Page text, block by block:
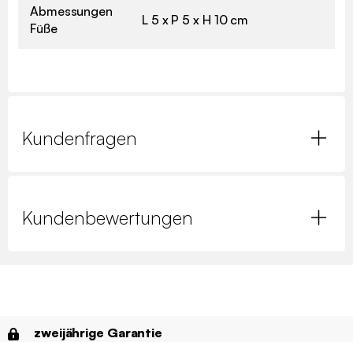
Abmessungen
Füße
L 5 x P 5 x H 10 cm
Kundenfragen
Kundenbewertungen
zweijährige Garantie